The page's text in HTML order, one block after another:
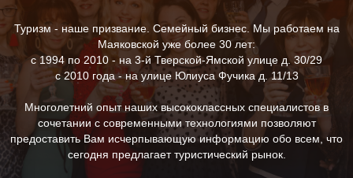
Туризм - наше призвание. Семейный бизнес. Мы работаем на
Маяковской уже более 30 лет:
с 1994 по 2010 - на 3-й Тверской-Ямской улице д. 30/29
с 2010 года - на улице Юлиуса Фучика д. 11/13
Многолетний опыт наших высококлассных специалистов в
сочетании с современными технологиями позволяют
предоставить Вам исчерпывающую информацию обо всем, что
сегодня предлагает туристический рынок.